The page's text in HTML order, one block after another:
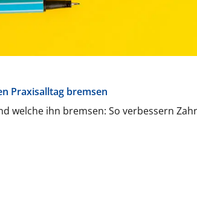
Praxisalltag bremsen
welche ihn bremsen: So verbessern